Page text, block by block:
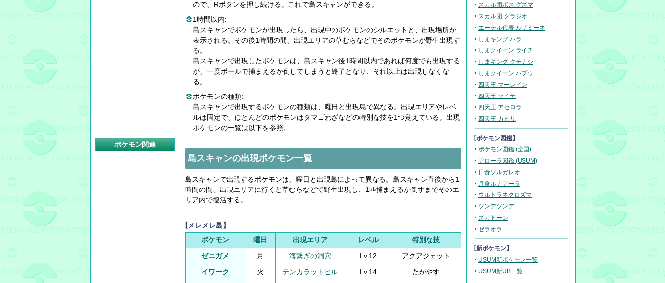
ので、Rボタンを押し続ける。これで島スキャンができる。
1時間以内:
島スキャンでポケモンが出現したら、出現中のポケモンのシルエットと、出現場所が
表示される。その後1時間の間、出現エリアの草むらなどでそのポケモンが野生出現す
る。
島スキャンで出現したポケモンは、島スキャン後1時間以内であれば何度でも出現する
が、一度ボールで捕まえるか倒してしまうと終了となり、それ以上は出現しなくな
る。
ポケモンの種類:
島スキャンで出現するポケモンの種類は、曜日と出現島で異なる。出現エリアやレベ
ルは固定で、ほとんどのポケモンはタマゴわざなどの特別な技を1つ覚えている。出現
ポケモンの一覧は以下を参照。
島スキャンの出現ポケモン一覧
島スキャンで出現するポケモンは、曜日と出現島によって異なる。島スキャン直後から1
時間の間、出現エリアに行くと草むらなどで野生出現し、1匹捕まえるか倒すまでそのエ
リア内で復活する。
【メレメレ島】
ポケモン
曜日 出現エリア レベル
特別な技
ゼニガメ
月 海繋ぎの洞穴 Lv.12
アクアジェット
イワーク
火 テンカラットヒル Lv.14
たがやす
スカル団ボス グズマ
スカル団 グラジオ
エーテル代表 ルザミーネ
しまキング ハラ
しまクイーン ライチ
しまキング クチナシ
しまクイーン ハプウ
四天王 マーレイン
四天王 ライチ
四天王 アセロラ
四天王 カヒリ
【ポケモン図鑑】
ポケモン図鑑 (全国)
アローラ図鑑 (USUM)
日食ソルガレオ
月食ルナアーラ
ウルトラネクロズマ
ツンデツンデ
ズガドーン
ゼラオラ
【新ポケモン】
USUM新ポケモン一覧
USUM新UB一覧
ポケモン関連